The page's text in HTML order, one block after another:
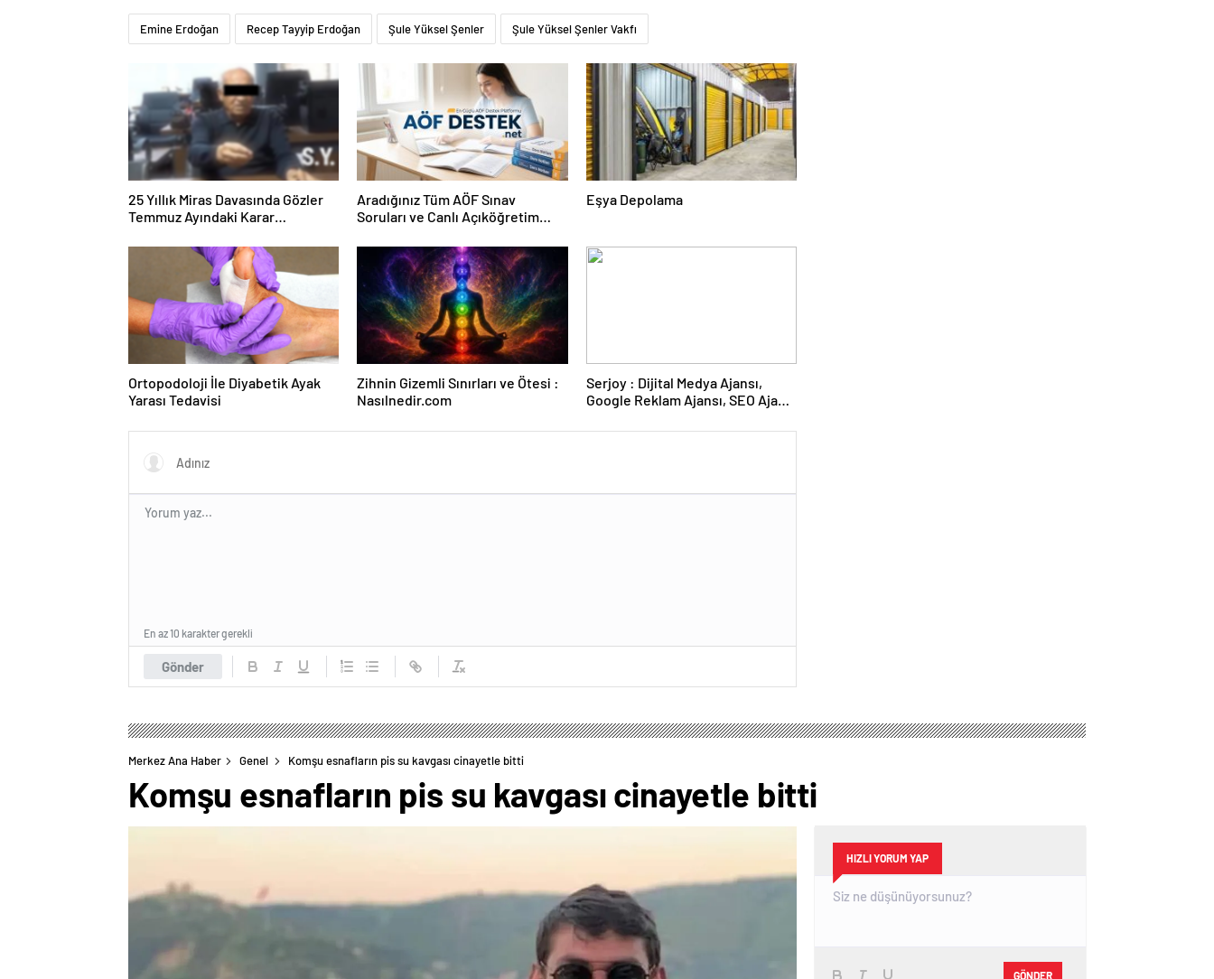
Emine Erdoğan Recep Tayyip Erdoğan Şule Yüksel Şenler Şule Yüksel Şenler Vakfı
25 Yıllık Miras Davasında Gözler
Temmuz Ayındaki Karar
Aradığınız Tüm AÖF Sınav
Soruları ve Canlı Açıköğretim
Eşya Depolama
Ortopodoloji İle Diyabetik Ayak
Yarası Tedavisi
Zihnin Gizemli Sınırları ve Ötesi :
Nasılnedir.com
Serjoy : Dijital Medya Ajansı,
Google Reklam Ajansı, SEO Ajansı
Gönder
En az 10 karakter gerekli
Merkez Ana Haber Genel Komşu esnafların pis su kavgası cinayetle bitti
Komşu esnafların pis su kavgası cinayetle bitti
HIZLI YORUM YAP
GÖNDER